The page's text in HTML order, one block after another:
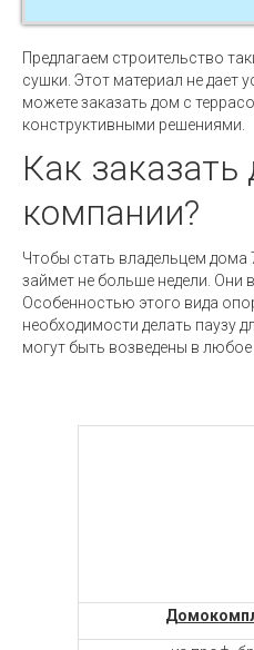
Предлагаем строительство
сушки. Этот материал не дает
можете заказать дом с
конструктивными решениями.
Как
компании?
Чтобы стать владельцем дома
займет не больше недели. Они
Особенностью этого вида
необходимости делать паузу
могут быть возведены в любое